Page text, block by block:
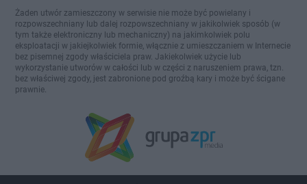
Żaden utwór zamieszczony w serwisie nie może być powielany i
rozpowszechniany lub dalej rozpowszechniany w jakikolwiek sposób (w
tym także elektroniczny lub mechaniczny) na jakimkolwiek polu
eksploatacji w jakiejkolwiek formie, włącznie z umieszczaniem w Internecie
bez pisemnej zgody właściciela praw. Jakiekolwiek użycie lub
wykorzystanie utworów w całości lub w części z naruszeniem prawa, tzn.
bez właściwej zgody, jest zabronione pod groźbą kary i może być ścigane
prawnie.